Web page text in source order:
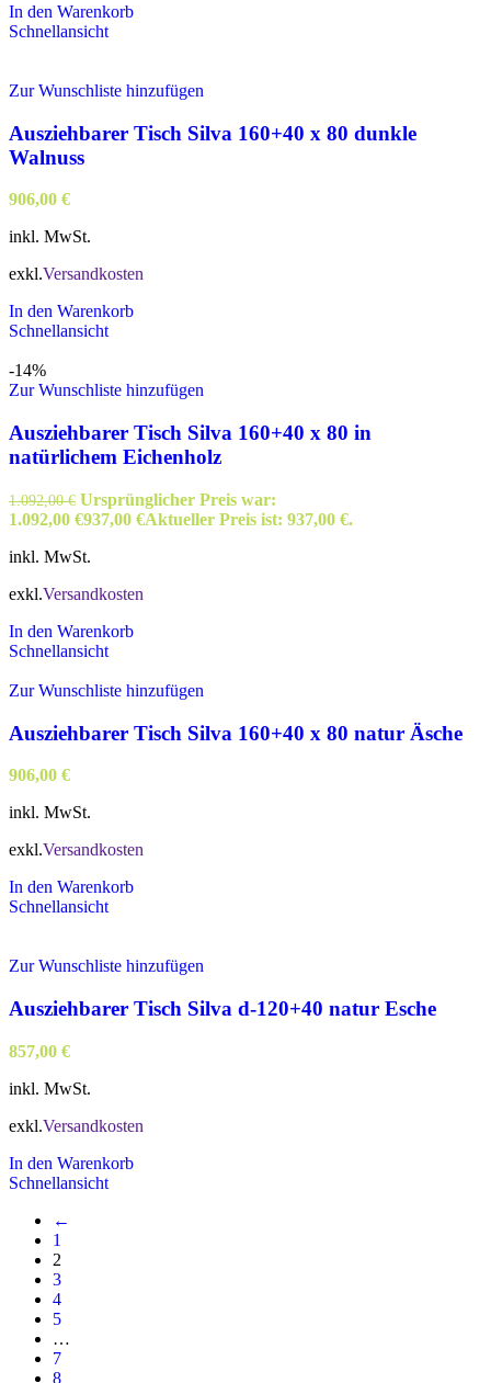
In den Warenkorb
Schnellansicht
Zur Wunschliste hinzufügen
Ausziehbarer Tisch Silva 160+40 x 80 dunkle
Walnuss
906,00 €
inkl. MwSt.
exkl.Versandkosten
In den Warenkorb
Schnellansicht
-14%
Zur Wunschliste hinzufügen
Ausziehbarer Tisch Silva 160+40 x 80 in
natürlichem Eichenholz
1.092,00€ Ursprünglicher Preis war:
1.092,00 €937,00 €Aktueller Preis ist: 937,00 €.
inkl. MwSt.
exkl.Versandkosten
In den Warenkorb
Schnellansicht
Zur Wunschliste hinzufügen
Ausziehbarer Tisch Silva 160+40 x 80 natur Äsche
906,00 €
inkl. MwSt.
exkl.Versandkosten
In den Warenkorb
Schnellansicht
Zur Wunschliste hinzufügen
Ausziehbarer Tisch Silva d-120+40 natur Esche
857,00 €
inkl. MwSt.
exkl.Versandkosten
In den Warenkorb
Schnellansicht
←
1
2
3
4
5
…
7
8